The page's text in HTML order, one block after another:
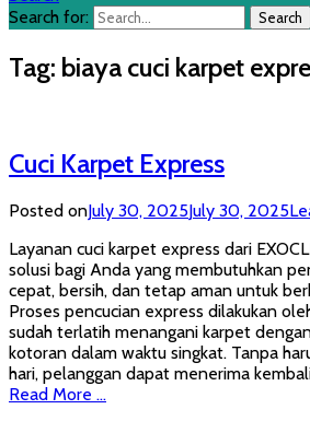
Search for:
Tag: biaya cuci karpet
Cuci Karpet Express
Posted onJuly 30, 2025July 30, 2025
Layanan cuci karpet express dari
solusi bagi Anda yang membutuhkan
cepat, bersih, dan tetap aman untuk
Proses pencucian express dilakukan
sudah terlatih menangani karpet
kotoran dalam waktu singkat. Tanpa
hari, pelanggan dapat menerima
Read More …